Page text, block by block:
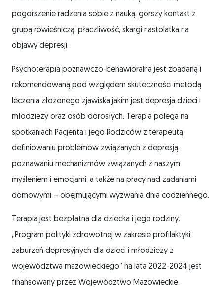
pogorszenie radzenia sobie z nauką, gorszy kontakt z
grupą rówieśniczą, płaczliwość, skargi nastolatka na
objawy depresji.
Psychoterapia poznawczo-behawioralna jest zbadaną i
rekomendowaną pod względem skuteczności metodą
leczenia złożonego zjawiska jakim jest depresja dzieci i
młodzieży oraz osób dorosłych. Terapia polega na
spotkaniach Pacjenta i jego Rodziców z terapeutą,
definiowaniu problemów związanych z depresją,
poznawaniu mechanizmów związanych z naszym
myśleniem i emocjami, a także na pracy nad zadaniami
domowymi – obejmującymi wyzwania dnia codziennego.
Terapia jest bezpłatna dla dziecka i jego rodziny.
„Program polityki zdrowotnej w zakresie profilaktyki
zaburzeń depresyjnych dla dzieci i młodzieży z
województwa mazowieckiego” na lata 2022-2024 jest
finansowany przez Województwo Mazowieckie.